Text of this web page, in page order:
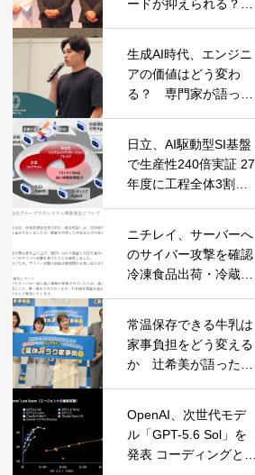
ードが抑えられる？
生成AI時代、エンジニ
アの価値はどう変わ
る？ 専門家が語った
日立、AI駆動型SI基盤
で生産性240倍実証 27
年度に工程全体3割向
ニチレイ、サーバーへ
のサイバー攻撃を確認
冷凍食品出荷・冷蔵倉
常温保存できる牛乳は
家事負担をどう変える
か 辻希美が語った夏
OpenAI、次世代モデ
ル「GPT-5.6 Sol」を
発表 コーディングとサ